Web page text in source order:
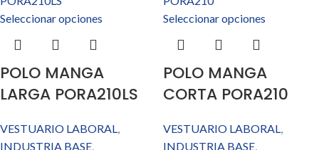
Seleccionar opciones
POLO MANGA
LARGA PORA210LS
VESTUARIO LABORAL,
INDUSTRIA BASE,
Seleccionar opciones
POLO MANGA
CORTA PORA210
VESTUARIO LABORAL,
INDUSTRIA BASE,